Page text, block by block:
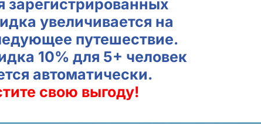
зарегистрированных
увеличивается на
путешествие.
10% для 5+ человек
автоматически.
свою выгоду!